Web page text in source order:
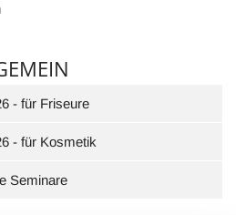
- für Friseure
- für Kosmetik
Seminare